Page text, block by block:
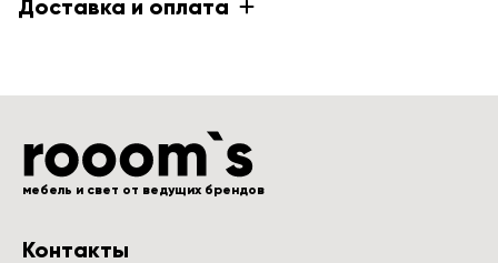
Доставка и оплата
мебель и свет от ведущих брендов
Контакты